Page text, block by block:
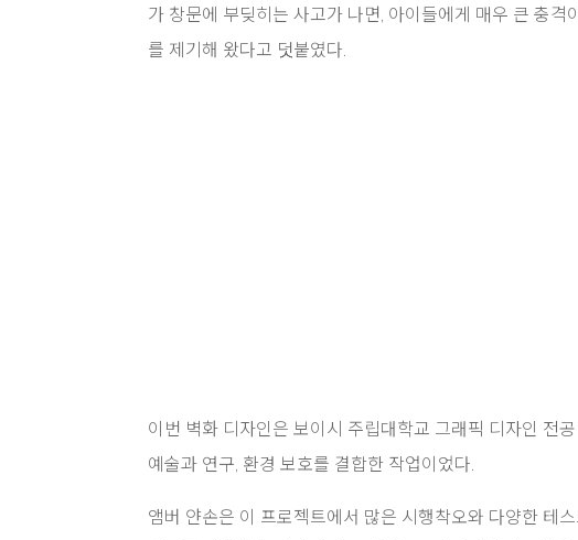
가 창문에 부딪히는 사고가 나면, 아이들에게 매우 큰 충
를 제기해 왔다고 덧붙였다.
이번 벽화 디자인은 보이시 주립대학교 그래픽 디자인 전
예술과 연구, 환경 보호를 결합한 작업이었다.
앰버 얀손은 이 프로젝트에서 많은 시행착오와 다양한 테